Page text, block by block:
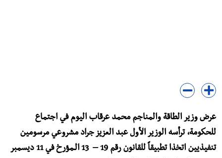
عرض وزير الطاقة والمناجم محمد عرقاب اليوم في اجتماع
للحكومة، ترأسه الوزير الأول عبد العزيز جراد مشروعي مرسومين
تنفيذيين اتخذا تطبيقاً للقانون رقم 19 – 13 الـمؤرخ في 11 ديسمبر